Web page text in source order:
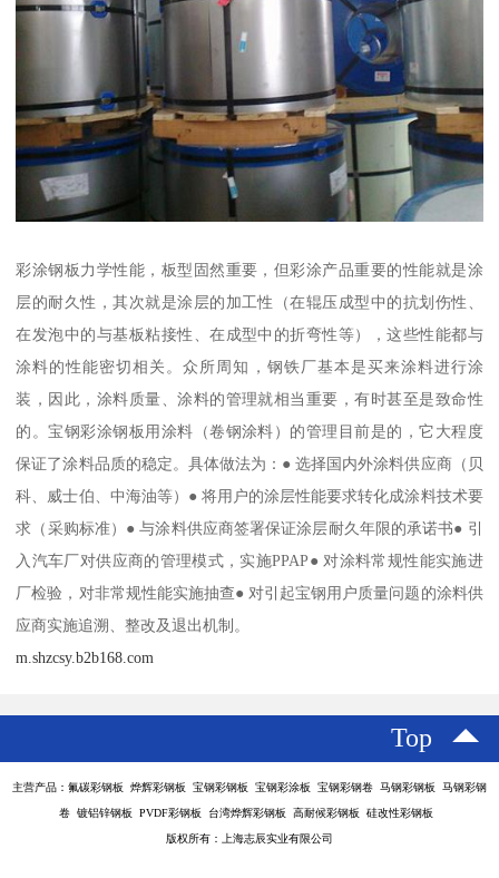
彩涂钢板力学性能，板型固然重要，但彩涂产品重要的性能就是涂
层的耐久性，其次就是涂层的加工性（在辊压成型中的抗划伤性、
在发泡中的与基板粘接性、在成型中的折弯性等），这些性能都与
涂料的性能密切相关。众所周知，钢铁厂基本是买来涂料进行涂
装，因此，涂料质量、涂料的管理就相当重要，有时甚至是致命性
的。宝钢彩涂钢板用涂料（卷钢涂料）的管理目前是的，它大程度
保证了涂料品质的稳定。具体做法为：● 选择国内外涂料供应商（贝
科、威士伯、中海油等）● 将用户的涂层性能要求转化成涂料技术要
求（采购标准）● 与涂料供应商签署保证涂层耐久年限的承诺书● 引
入汽车厂对供应商的管理模式，实施PPAP● 对涂料常规性能实施进
厂检验，对非常规性能实施抽查● 对引起宝钢用户质量问题的涂料供
应商实施追溯、整改及退出机制。
m.shzcsy.b2b168.com
Top
主营产品：氟碳彩钢板 烨辉彩钢板 宝钢彩钢板 宝钢彩涂板 宝钢彩钢卷 马钢彩钢板 马钢彩钢
卷 镀铝锌钢板 PVDF彩钢板 台湾烨辉彩钢板 高耐候彩钢板 硅改性彩钢板
版权所有：上海志辰实业有限公司